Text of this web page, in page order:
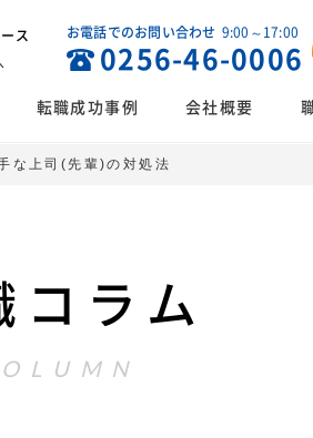
ス お電話でのお問い合わせ 9:00～17:00
0256-46-0006
転職成功事例 会社概要
な上司(先輩)の対処法
コラム